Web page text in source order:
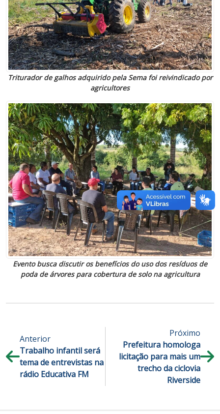
Triturador de galhos adquirido pela Sema foi reivindicado por
agricultores
Evento busca discutir os benefícios do uso dos resíduos de
poda de árvores para cobertura de solo na agricultura
Anterior
Trabalho infantil será
tema de entrevistas na
rádio Educativa FM
Próximo
Prefeitura homologa
licitação para mais um
trecho da ciclovia
Riverside